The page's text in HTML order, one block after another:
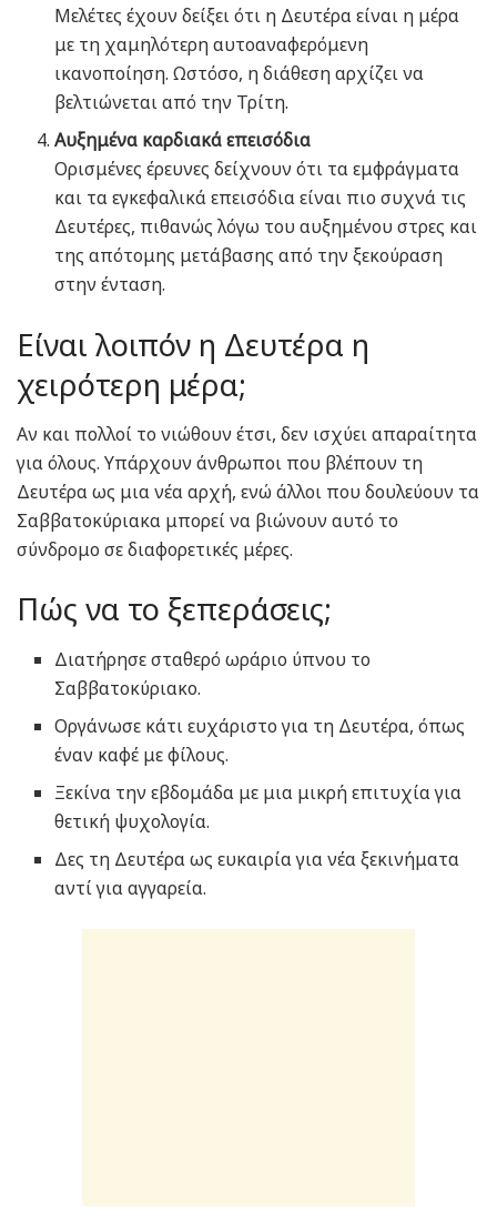
Μελέτες έχουν δείξει ότι η Δευτέρα είναι η μέρα
με τη χαμηλότερη αυτοαναφερόμενη
ικανοποίηση. Ωστόσο, η διάθεση αρχίζει να
βελτιώνεται από την Τρίτη.
Αυξημένα καρδιακά επεισόδια
Ορισμένες έρευνες δείχνουν ότι τα εμφράγματα
και τα εγκεφαλικά επεισόδια είναι πιο συχνά τις
Δευτέρες, πιθανώς λόγω του αυξημένου στρες και
της απότομης μετάβασης από την ξεκούραση
στην ένταση.
Είναι λοιπόν η Δευτέρα η
χειρότερη μέρα;
Αν και πολλοί το νιώθουν έτσι, δεν ισχύει απαραίτητα
για όλους. Υπάρχουν άνθρωποι που βλέπουν τη
Δευτέρα ως μια νέα αρχή, ενώ άλλοι που δουλεύουν τα
Σαββατοκύριακα μπορεί να βιώνουν αυτό το
σύνδρομο σε διαφορετικές μέρες.
Πώς να το ξεπεράσεις;
Διατήρησε σταθερό ωράριο ύπνου το
Σαββατοκύριακο.
Οργάνωσε κάτι ευχάριστο για τη Δευτέρα, όπως
έναν καφέ με φίλους.
Ξεκίνα την εβδομάδα με μια μικρή επιτυχία για
θετική ψυχολογία.
Δες τη Δευτέρα ως ευκαιρία για νέα ξεκινήματα
αντί για αγγαρεία.